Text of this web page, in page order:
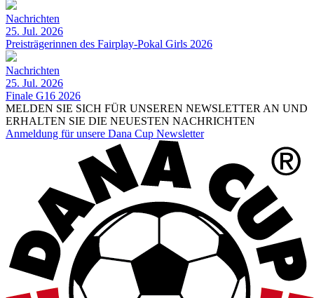
Nachrichten
25. Jul. 2026
Preisträgerinnen des Fairplay-Pokal Girls 2026
Nachrichten
25. Jul. 2026
Finale G16 2026
MELDEN SIE SICH FÜR UNSEREN NEWSLETTER AN UND
ERHALTEN SIE DIE NEUESTEN NACHRICHTEN
Anmeldung für unsere Dana Cup Newsletter